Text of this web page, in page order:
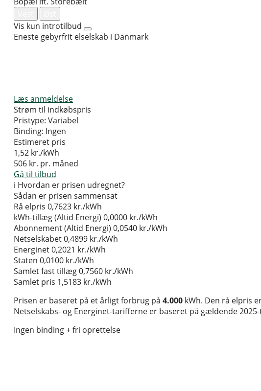
Vis kun introtilbud
Eneste gebyrfrit elselskab i Danmark
Læs anmeldelse
Strøm til indkøbspris
Pristype: Variabel
Binding: Ingen
Estimeret pris
1,52 kr./kWh
506 kr. pr. måned
Gå til tilbud
i Hvordan er prisen udregnet?
Sådan er prisen sammensat
Rå elpris 0,7623 kr./kWh
kWh-tillæg (Altid Energi) 0,0000 kr./kWh
Abonnement (Altid Energi) 0,0540 kr./kWh
Netselskabet0,4899 kr./kWh
Energinet0,2021 kr./kWh
Staten 0,0100 kr./kWh
Samlet fast tillæg0,7560 kr./kWh
Samlet pris 1,5183 kr./kWh
Prisen er baseret på et årligt forbrug på 4.000 kWh. Den rå elpris
Netselskabs- og Energinet-tarifferne er baseret på gældende
Ingen binding + fri oprettelse